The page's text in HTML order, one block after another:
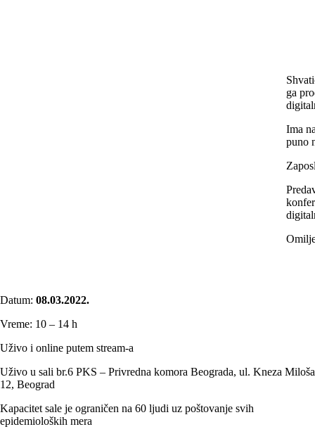
ga
Ima
puno
Datum: 08.03.2022.
Vreme: 10 – 14 h
Uživo i online putem stream-a
Uživo u sali br.6 PKS – Privredna komora Beograda, ul. Kneza Miloša
12, Beograd
Kapacitet sale je ograničen na 60 ljudi uz poštovanje svih
epidemioloških mera